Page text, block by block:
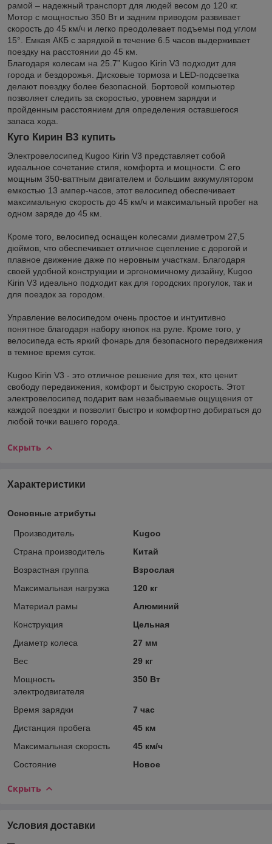
рамой – надежный транспорт для людей весом до 120 кг.
Мотор с мощностью 350 Вт и задним приводом развивает
скорость до 45 км/ч и легко преодолевает подъемы под углом
15°. Емкая АКБ с зарядкой в течение 6.5 часов выдерживает
поездку на расстоянии до 45 км.
Благодаря колесам на 25.7” Kugoo Kirin V3 подходит для
города и бездорожья. Дисковые тормоза и LED-подсветка
делают поездку более безопасной. Бортовой компьютер
позволяет следить за скоростью, уровнем зарядки и
пройденным расстоянием для определения оставшегося
запаса хода.
Куго Кирин В3 купить
Электровелосипед Kugoo Kirin V3 представляет собой
идеальное сочетание стиля, комфорта и мощности. С его
мощным 350-ваттным двигателем и большим аккумулятором
емкостью 13 ампер-часов, этот велосипед обеспечивает
максимальную скорость до 45 км/ч и максимальный пробег на
одном заряде до 45 км.
Кроме того, велосипед оснащен колесами диаметром 27,5
дюймов, что обеспечивает отличное сцепление с дорогой и
плавное движение даже по неровным участкам. Благодаря
своей удобной конструкции и эргономичному дизайну, Kugoo
Kirin V3 идеально подходит как для городских прогулок, так и
для поездок за городом.
Управление велосипедом очень простое и интуитивно
понятное благодаря набору кнопок на руле. Кроме того, у
велосипеда есть яркий фонарь для безопасного передвижения
в темное время суток.
Kugoo Kirin V3 - это отличное решение для тех, кто ценит
свободу передвижения, комфорт и быструю скорость. Этот
электровелосипед подарит вам незабываемые ощущения от
каждой поездки и позволит быстро и комфортно добираться до
любой точки вашего города.
Скрыть
Характеристики
Основные атрибуты
Производитель
Kugoo
Страна производитель
Китай
Возрастная группа
Взрослая
Максимальная нагрузка
120 кг
Материал рамы
Алюминий
Конструкция
Цельная
Диаметр колеса
27 мм
Вес
29 кг
Мощность
электродвигателя
350 Вт
Время зарядки
7 час
Дистанция пробега
45 км
Максимальная скорость
45 км/ч
Состояние
Новое
Скрыть
Условия доставки